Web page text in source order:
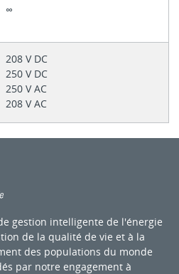
∞
208 V DC
250 V DC
250 V AC
208 V AC
gestion intelligente de l'énergie
de la qualité de vie et à la
des populations du monde
par notre engagement à